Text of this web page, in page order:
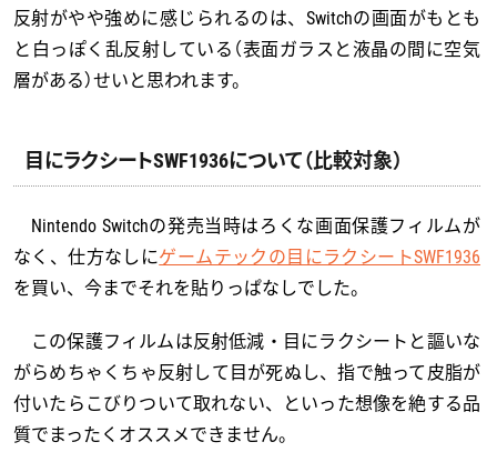
反射がやや強めに感じられるのは、Switchの画面がもとも
と白っぽく乱反射している（表面ガラスと液晶の間に空気
層がある）せいと思われます。
目にラクシートSWF1936について（比較対象）
Nintendo Switchの発売当時はろくな画面保護フィルムが
なく、仕方なしにゲームテックの目にラクシートSWF1936
を買い、今までそれを貼りっぱなしでした。
この保護フィルムは反射低減・目にラクシートと謳いな
がらめちゃくちゃ反射して目が死ぬし、指で触って皮脂が
付いたらこびりついて取れない、といった想像を絶する品
質でまったくオススメできません。